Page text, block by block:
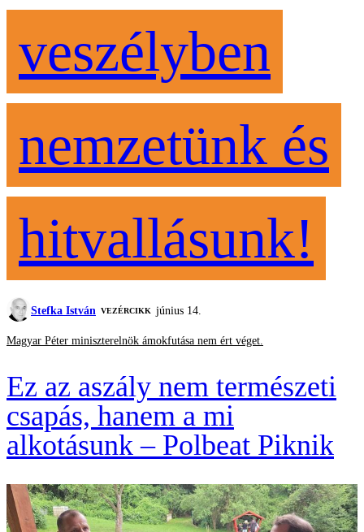
veszélyben
nemzetünk és
hitvallásunk!
Stefka István VEZÉRCIKK június 14.
Magyar Péter miniszterelnök ámokfutása nem ért véget.
Ez az aszály nem természeti
csapás, hanem a mi
alkotásunk – Polbeat Piknik